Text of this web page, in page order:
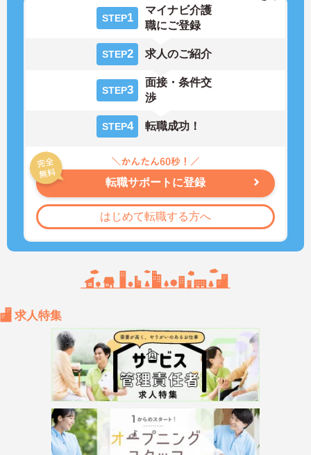
STEP1
マイナビ介護
職にご登録
STEP2 求人のご紹介
STEP3
面接・条件交
渉
STEP4 転職成功！
転職サポートに登録
はじめて転職する方へ
求人特集